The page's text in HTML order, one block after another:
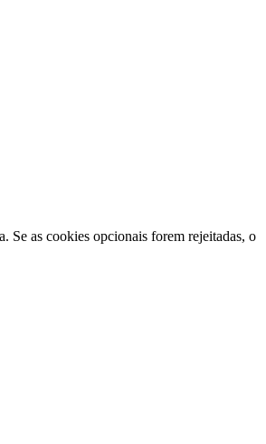
Se as cookies opcionais forem rejeitadas, o